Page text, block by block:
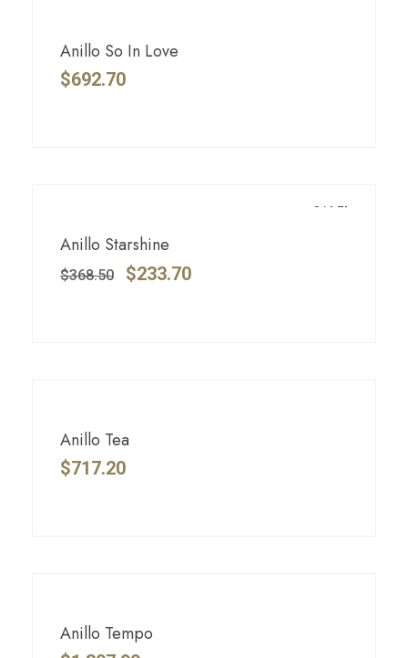
Anillo So In Love
$692.70
SALE!
Anillo Starshine
$368.50 $233.70
Anillo Tea
$717.20
Anillo Tempo